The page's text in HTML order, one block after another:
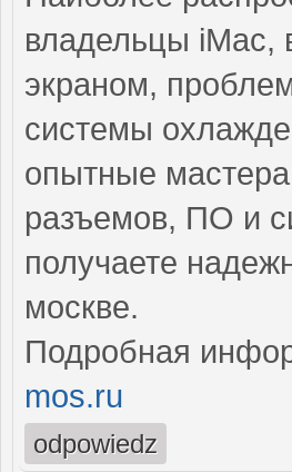
владельцы iMac,
экраном,
системы
опытные
разъемов, ПО и
получаете
москве.
Подробная
mos.ru
odpowiedz